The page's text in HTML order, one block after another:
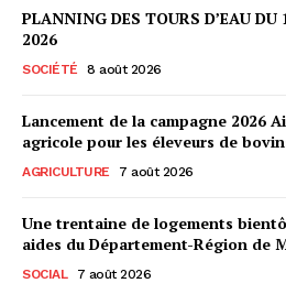
PLANNING DES TOURS D’EAU
2026
SOCIÉTÉ 8 août 2026
Lancement de la campagne 2026
agricole pour les éleveurs de
AGRICULTURE 7 août 2026
Une trentaine de logements
aides du Département-Région de
SOCIAL 7 août 2026